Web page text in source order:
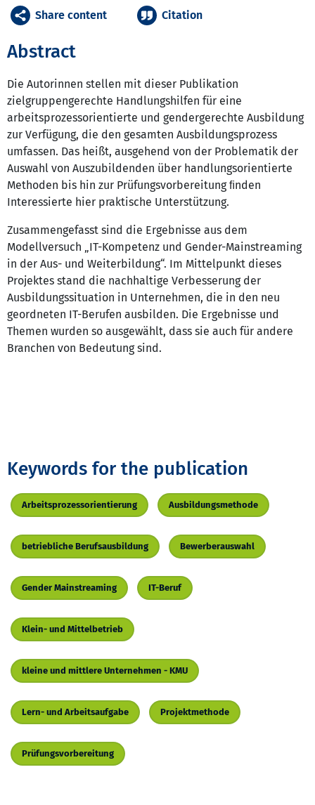
Abstract
Die Autorinnen stellen mit dieser Publikation
zielgruppengerechte Handlungshilfen für eine
arbeitsprozessorientierte und gendergerechte Ausbildung
zur Verfügung, die den gesamten Ausbildungsprozess
umfassen. Das heißt, ausgehend von der Problematik der
Auswahl von Auszubildenden über handlungsorientierte
Methoden bis hin zur Prüfungsvorbereitung ﬁnden
Interessierte hier praktische Unterstützung.
Zusammengefasst sind die Ergebnisse aus dem
Modellversuch „IT-Kompetenz und Gender-Mainstreaming
in der Aus- und Weiterbildung“. Im Mittelpunkt dieses
Projektes stand die nachhaltige Verbesserung der
Ausbildungssituation in Unternehmen, die in den neu
geordneten IT-Berufen ausbilden. Die Ergebnisse und
Themen wurden so ausgewählt, dass sie auch für andere
Branchen von Bedeutung sind.
Share content Citation
Keywords for the publication
Arbeitsprozessorientierung Ausbildungsmethode
betriebliche Berufsausbildung Bewerberauswahl
Gender Mainstreaming IT-Beruf
Klein- und Mittelbetrieb
kleine und mittlere Unternehmen - KMU
Lern- und Arbeitsaufgabe Projektmethode
Prüfungsvorbereitung